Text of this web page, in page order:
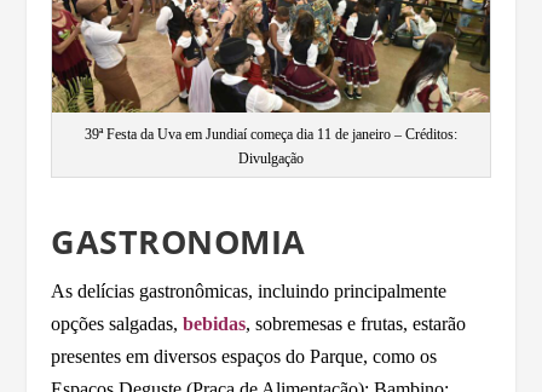
39ª Festa da Uva em Jundiaí começa dia 11 de janeiro – Créditos:
Divulgação
GASTRONOMIA
As delícias gastronômicas, incluindo principalmente
opções salgadas,bebidas, sobremesas e frutas, estarão
presentes em diversos espaços do Parque, como os